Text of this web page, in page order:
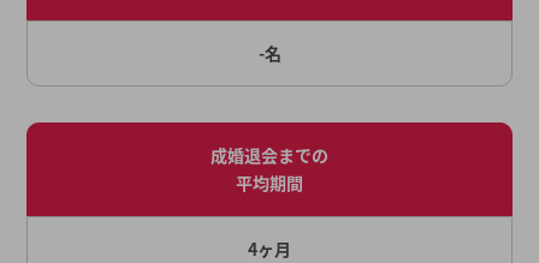
-名
成婚退会までの
平均期間
4ヶ月